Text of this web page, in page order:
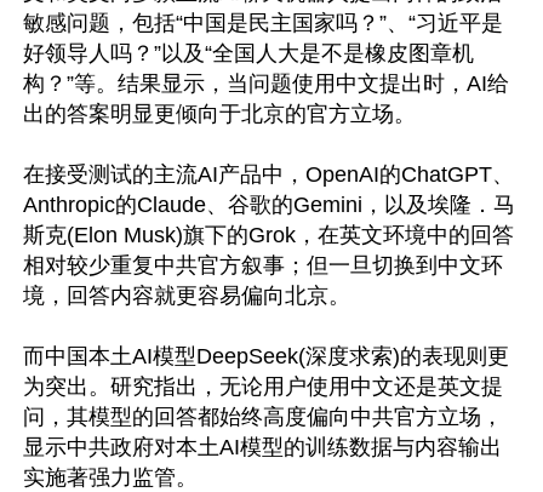
敏感问题，包括“中国是民主国家吗？”、“习近平是
好领导人吗？”以及“全国人大是不是橡皮图章机
构？”等。结果显示，当问题使用中文提出时，AI给
出的答案明显更倾向于北京的官方立场。
在接受测试的主流AI产品中，OpenAI的ChatGPT、
Anthropic的Claude、谷歌的Gemini，以及埃隆．马
斯克(Elon Musk)旗下的Grok，在英文环境中的回答
相对较少重复中共官方叙事；但一旦切换到中文环
境，回答内容就更容易偏向北京。
而中国本土AI模型DeepSeek(深度求索)的表现则更
为突出。研究指出，无论用户使用中文还是英文提
问，其模型的回答都始终高度偏向中共官方立场，
显示中共政府对本土AI模型的训练数据与内容输出
实施著强力监管。